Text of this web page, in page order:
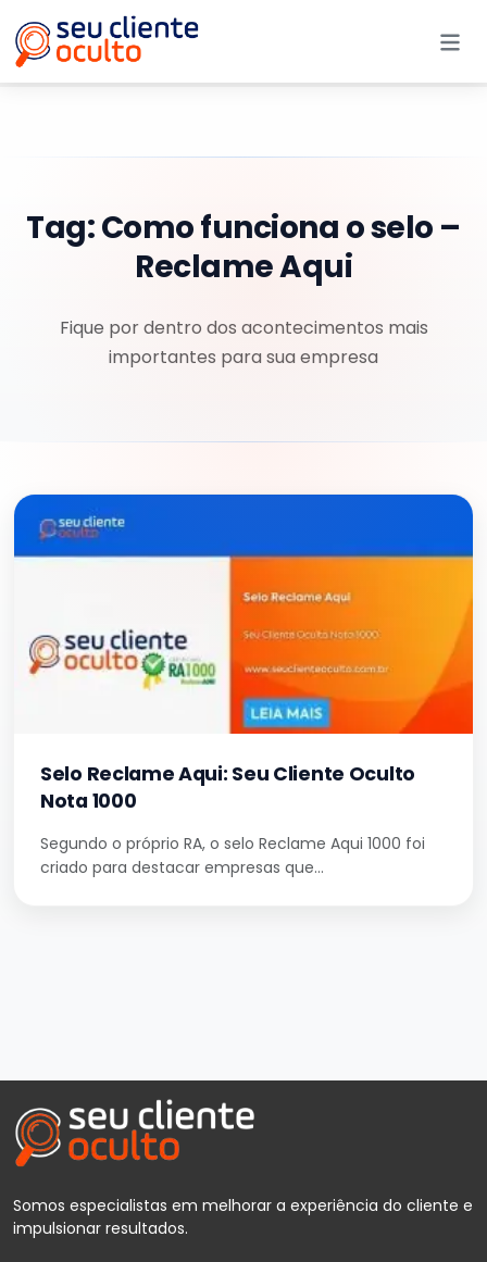
Tag:Como funciona o selo –
Reclame Aqui
Fique por dentro dos acontecimentos mais
importantes para sua empresa
Selo Reclame Aqui: Seu Cliente Oculto
Nota 1000
Segundo o próprio RA, o selo Reclame Aqui 1000 foi
criado para destacar empresas que…
Somos especialistas em melhorar a experiência do cliente e
impulsionar resultados.